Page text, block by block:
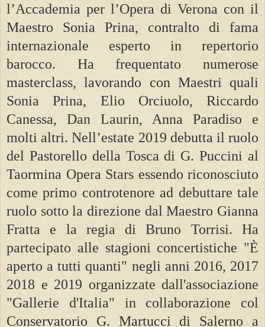
l’Accademia per l’Opera di Verona con il
Maestro Sonia Prina, contralto di fama
internazionale esperto in repertorio
barocco. Ha frequentato numerose
masterclass, lavorando con Maestri quali
Sonia Prina, Elio Orciuolo, Riccardo
Canessa, Dan Laurin, Anna Paradiso e
molti altri. Nell’estate 2019 debutta il ruolo
del Pastorello della Tosca di G. Puccini al
Taormina Opera Stars essendo riconosciuto
come primo controtenore ad debuttare tale
ruolo sotto la direzione dal Maestro Gianna
Fratta e la regia di Bruno Torrisi. Ha
partecipato alle stagioni concertistiche "È
aperto a tutti quanti" negli anni 2016, 2017
2018 e 2019 organizzate dall'associazione
"Gallerie d'Italia" in collaborazione col
Conservatorio G. Martucci di Salerno a